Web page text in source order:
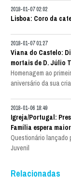
2018-01-07 02:02
Lisboa: Coro da
2018-01-07 01:27
Viana do Castelo:
mortais de D. Júlio
Homenagem ao
aniversário da sua
2018-01-06 18:49
Igreja/Portugal:
Família espera
Questionário lançado
Juvenil
Relacionadas